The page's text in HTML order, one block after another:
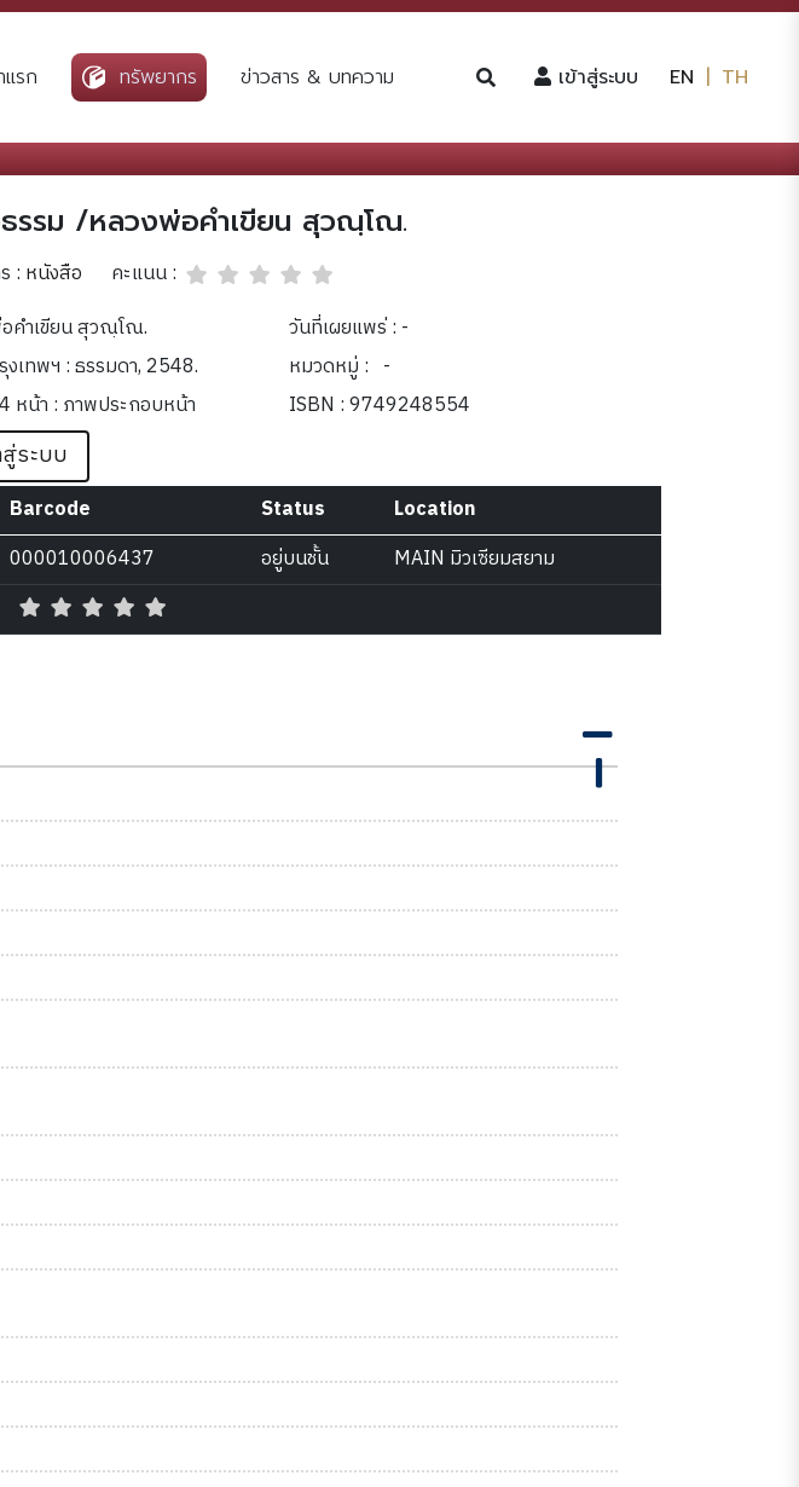
แรก ทรัพยากร ข่าวสาร & บทความ เข้าสู่ระบบ (current)
EN | TH
รรม /หลวงพ่อคำเขียน สุวณฺโณ.
: หนังสือ
คะแนน :
คำเขียน สุวณฺโณ.
วันที่เผยแพร่ : -
เทพฯ : ธรรมดา, 2548.
หมวดหมู่ : -
หน้า : ภาพประกอบหน้า
ISBN : 9749248554
สู่ระบบ
Barcode Status
Location
000010006437 อยู่บนชั้น
MAIN มิวเซียมสยาม